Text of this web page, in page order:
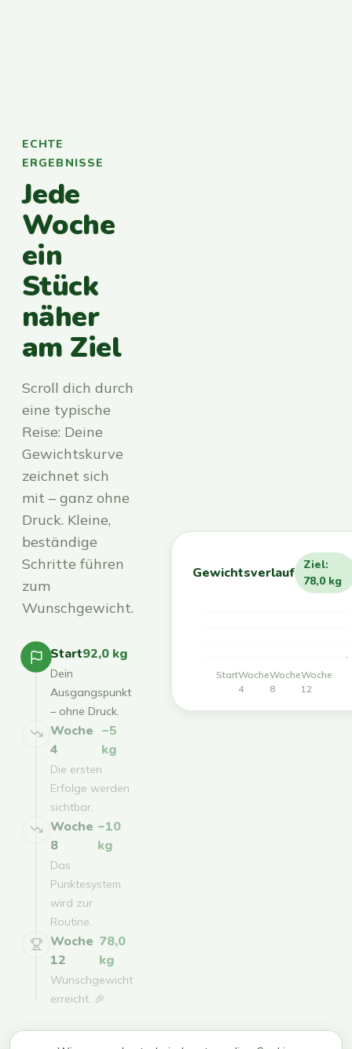
ECHTE
ERGEBNISSE
Jede
Woche
ein
Stück
näher
am Ziel
Scroll dich durch
eine typische
Reise: Deine
Gewichtskurve
zeichnet sich
mit – ganz ohne
Druck. Kleine,
beständige
Schritte führen
zum
Wunschgewicht.
Start92,0 kg
Dein
Ausgangspunkt
– ohne Druck.
Woche
4
−5
kg
Die ersten
Erfolge werden
sichtbar.
Woche
8
−10
kg
Das
Punktesystem
wird zur
Routine.
Woche
12
78,0
kg
Wunschgewicht
erreicht. 🎉
Gewichtsverlauf
Ziel:
78,0 kg
StartWoche
4
Woche
8
Woche
12